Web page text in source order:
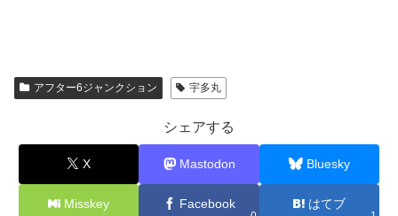
アフター6ジャンクション 宇多丸
シェアする
X Mastodon Bluesky
Misskey Facebook はてブ